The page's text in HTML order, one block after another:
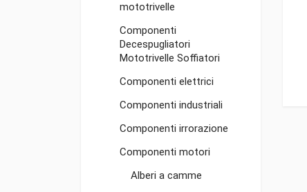
mototrivelle
Componenti
Decespugliatori
Mototrivelle Soffiatori
Componenti elettrici
Componenti industriali
Componenti irrorazione
Componenti motori
Alberi a camme